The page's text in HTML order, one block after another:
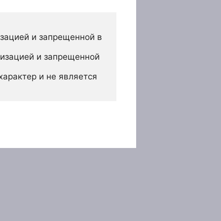
и запрещенной в
и запрещенной
и не является